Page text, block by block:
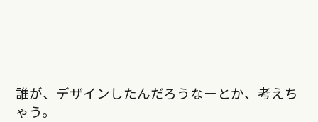
誰が、デザインしたんだろうなーとか、考えち
ゃう。